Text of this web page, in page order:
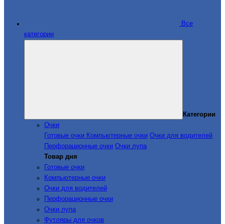
Все
категории
Категории
Очки
Готовые очки Компьютерные очки Очки для водителей
Перфорационные очки Очки лупа
Товар дня
Готовые очки
Компьютерные очки
Очки для водителей
Перфорационные очки
Очки лупа
Футляры для очков